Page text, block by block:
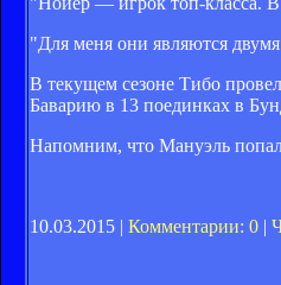
"Для меня они являются
В текущем сезоне Тибо
Баварию в 13 поединках в
Напомним, что Мануэль
10.03.2015 | Комментарии: 0 |